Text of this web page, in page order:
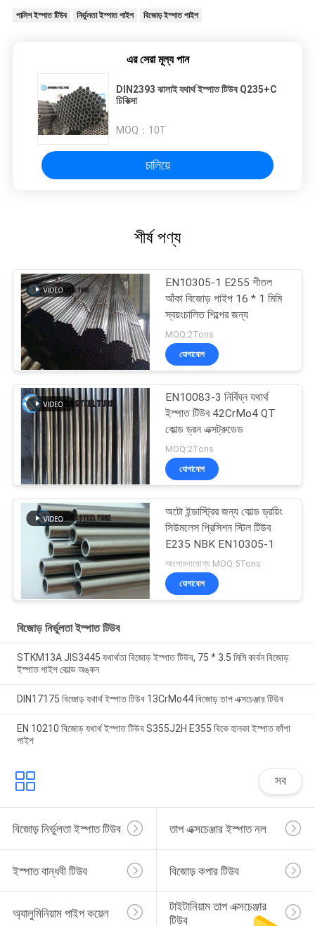
পালিশ ইস্পাত টিউব নির্ভুলতা ইস্পাত পাইপ বিজোড় ইস্পাত পাইপ
এর সেরা মূল্য পান
DIN2393 ঝালাই যথার্থ ইস্পাত টিউব Q235+C
চিকিত্সা
MOQ： 10T
চালিয়ে
শীর্ষ পণ্য
EN10305-1 E255 শীতল
আঁকা বিজোড় পাইপ 16 * 1 মিমি
স্বয়ংচালিত শিল্পের জন্য
MOQ:2Tons
যোগাযোগ
EN10083-3 নির্বিঘ্ন যথার্থ
ইস্পাত টিউব 42CrMo4 QT
কোল্ড ড্রন এক্সট্রুডেড
MOQ:2Tons
যোগাযোগ
অটো ইন্ডাস্ট্রির জন্য কোল্ড ড্রয়িং
সিউমলেস প্রিসিশন স্টিল টিউব
E235 NBK EN10305-1
আলোচনাযোগ্য MOQ:5Tons
যোগাযোগ
বিজোড় নির্ভুলতা ইস্পাত টিউব
STKM13A JIS3445 যথার্থতা বিজোড় ইস্পাত টিউব, 75 * 3.5 মিমি কার্বন বিজোড়
ইস্পাত পাইপ কোল্ড অঙ্কন
DIN17175 বিজোড় যথার্থ ইস্পাত টিউব 13CrMo44 বিজোড় তাপ এক্সচেঞ্জার টিউব
EN 10210 বিজোড় যথার্থ ইস্পাত টিউব S355J2H E355 বিকে হালকা ইস্পাত ফাঁপা
পাইপ
সব
বিজোড় নির্ভুলতা ইস্পাত টিউব তাপ এক্সচেঞ্জার ইস্পাত নল
ইস্পাত বান্ধবী টিউব বিজোড় কপার টিউব
অ্যালুমিনিয়াম পাইপ কয়েল
টাইটানিয়াম তাপ এক্সচেঞ্জার
টিউব